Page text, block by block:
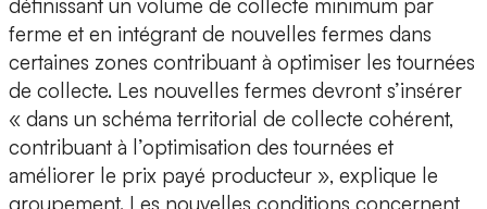
définissant un volume de collecte minimum par
ferme et en intégrant de nouvelles fermes dans
certaines zones contribuant à optimiser les tournées
de collecte. Les nouvelles fermes devront s’insérer
« dans un schéma territorial de collecte cohérent,
contribuant à l’optimisation des tournées et
améliorer le prix payé producteur », explique le
groupement. Les nouvelles conditions concernent